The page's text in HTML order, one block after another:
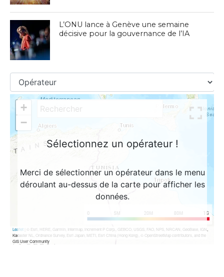
L’ONU lance à Genève une semaine
décisive pour la gouvernance de l’IA